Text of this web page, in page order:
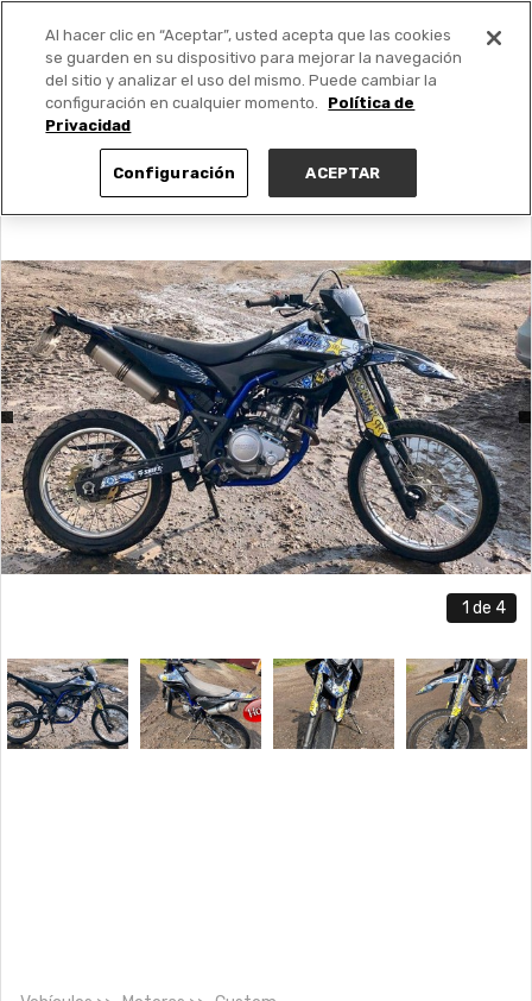
PUBLICA GRATIS +
1 de 4
Al hacer clic en “Aceptar”, usted acepta que las cookies
se guarden en su dispositivo para mejorar la navegación
del sitio y analizar el uso del mismo. Puede cambiar la
configuración en cualquier momento.
Política de
Privacidad
Configuración ACEPTAR